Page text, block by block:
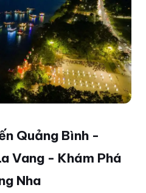
Quảng Bình -
Vang - Khám Phá
Nha